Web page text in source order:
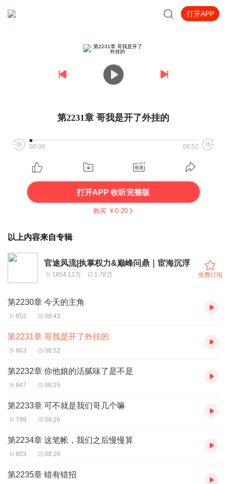
打开APP
第2231章 哥我是开了外挂的
00:00 08:52
打开APP 收听完整版
购买 ￥ 0.20
以上内容来自专辑
官途风流|执掌权力&巅峰问鼎｜宦海沉浮
1854.11万 1.78万 免费订阅
第2230章 今天的主角
852 08:43
第2231章 哥我是开了外挂的
863 08:52
第2232章 你他娘的活腻味了是不是
847 08:25
第2233章 可不就是我们哥几个嘛
799 08:26
第2234章 这笔帐，我们之后慢慢算
803 08:20
第2235章 错有错招